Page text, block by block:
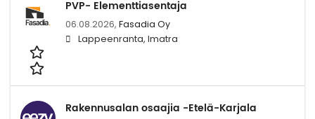
PVP- Elementtiasentaja
06.08.2026, Fasadia Oy
Lappeenranta, Imatra
Rakennusalan osaajia -Etelä-Karjala